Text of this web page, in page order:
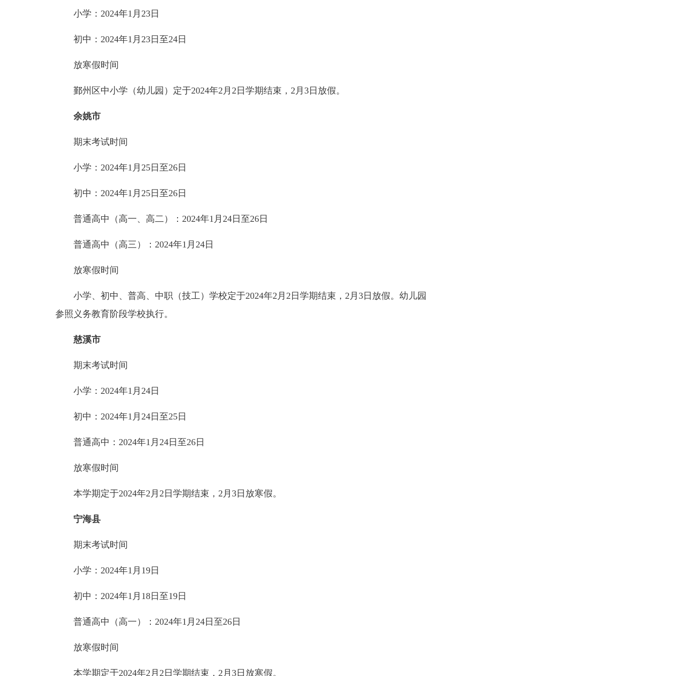
小学： 2024年1月23日
初中：2024年1月23日至24日
放寒假时间
鄞州区中小学（幼儿园）定于2024年2月2日学期结束，2月3日放假。
余姚市
期末考试时间
小学：2024年1月25日至26日
初中：2024年1月25日至26日
普通高中（高一、高二）：2024年1月24日至26日
普通高中（高三）：2024年1月24日
放寒假时间
小学、初中、普高、中职（技工）学校定于2024年2月2日学期结束，2月3日放假。幼儿园
参照义务教育阶段学校执行。
慈溪市
期末考试时间
小学：2024年1月24日
初中：2024年1月24日至25日
普通高中：2024年1月24日至26日
放寒假时间
本学期定于2024年2月2日学期结束，2月3日放寒假。
宁海县
期末考试时间
小学：2024年1月19日
初中：2024年1月18日至19日
普通高中（高一）：2024年1月24日至26日
放寒假时间
本学期定于2024年2月2日学期结束，2月3日放寒假。